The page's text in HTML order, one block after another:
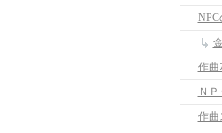
NPC
作曲
Ｎ
作曲